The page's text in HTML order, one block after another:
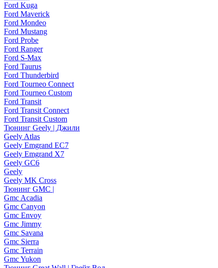
Ford Kuga
Ford Maverick
Ford Mondeo
Ford Mustang
Ford Probe
Ford Ranger
Ford S-Max
Ford Taurus
Ford Thunderbird
Ford Tourneo Connect
Ford Tourneo Custom
Ford Transit
Ford Transit Connect
Ford Transit Custom
Тюнинг Geely | Джили
Geely Atlas
Geely Emgrand EC7
Geely Emgrand X7
Geely GC6
Geely
Geely MK Cross
Тюнинг GMC |
Gmc Acadia
Gmc Canyon
Gmc Envoy
Gmc Jimmy
Gmc Savana
Gmc Sierra
Gmc Terrain
Gmc Yukon